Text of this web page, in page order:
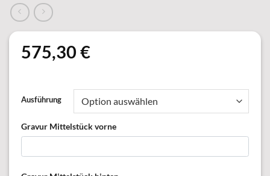
575,30 €
Ausführung
Gravur Mittelstück vorne